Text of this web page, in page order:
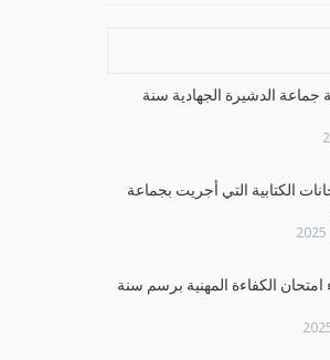
جماعة الدشيرة الجهادية سنة
الكتابية التي أجريت بجماعة
امتحان الكفاءة المهنية برسم سنة